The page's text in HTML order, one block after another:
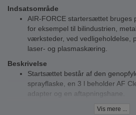
Indsatsområde
AIR-FORCE startersættet bruges
for eksempel til bilindustrien,
værksteder, ved vedligeholdelse,
laser- og plasmaskæring.
Beskrivelse
Startsættet består af den
sprayflaske, en 3 l beholder AF
adapter og en aftapningshane.
Vis mere ...